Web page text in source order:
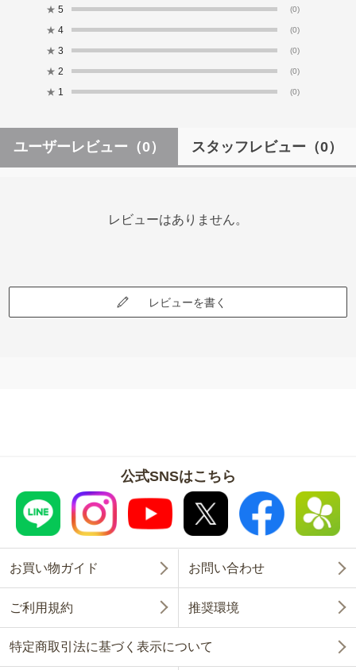
★ 5 (0)
★ 4 (0)
★ 3 (0)
★ 2 (0)
★ 1 (0)
ユーザーレビュー （0） スタッフレビュー （0）
レビューはありません。
レビューを書く
公式SNSはこちら
お買い物ガイド お問い合わせ
ご利用規約 推奨環境
特定商取引法に基づく表示について